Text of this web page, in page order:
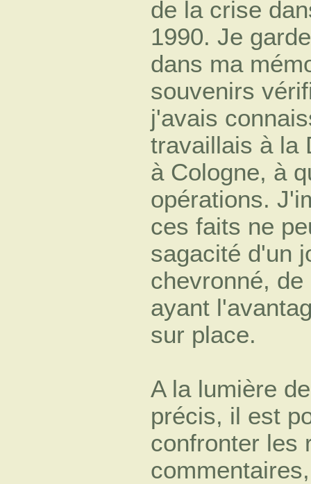
de la crise
1990. Je
dans ma
souvenirs
j'avais
travaillais à la
à Cologne, à
opérations.
ces faits ne
sagacité d'un
chevronné,
ayant
sur place.
A la lumière
précis, il est
confronter les